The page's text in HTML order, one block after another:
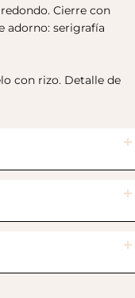
Cierre con
adorno: serigrafía
con rizo. Detalle de